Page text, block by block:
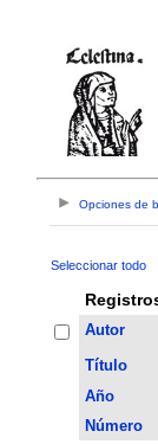
Opciones de
Seleccionar todo
Autor
Título
Año
Número